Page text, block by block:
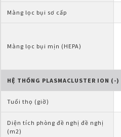
Màng lọc bụi sơ cấp
Màng lọc bụi mịn (HEPA)
HỆ THỐNG PLASMACLUSTER ION (-)
Tuổi thọ (giờ)
Diện tích phòng đề nghị đề nghị
(m2)